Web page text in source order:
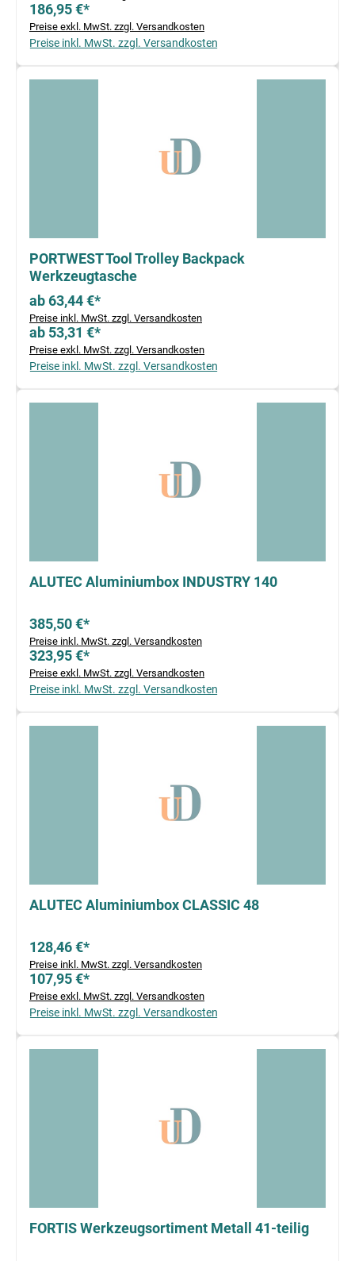
186,95 €*
Preise exkl. MwSt. zzgl. Versandkosten
Preise inkl. MwSt. zzgl. Versandkosten
PORTWEST Tool Trolley Backpack
Werkzeugtasche
ab 63,44 €*
Preise inkl. MwSt. zzgl. Versandkosten
ab 53,31 €*
Preise exkl. MwSt. zzgl. Versandkosten
Preise inkl. MwSt. zzgl. Versandkosten
ALUTEC Aluminiumbox INDUSTRY 140
385,50 €*
Preise inkl. MwSt. zzgl. Versandkosten
323,95 €*
Preise exkl. MwSt. zzgl. Versandkosten
Preise inkl. MwSt. zzgl. Versandkosten
ALUTEC Aluminiumbox CLASSIC 48
128,46 €*
Preise inkl. MwSt. zzgl. Versandkosten
107,95 €*
Preise exkl. MwSt. zzgl. Versandkosten
Preise inkl. MwSt. zzgl. Versandkosten
FORTIS Werkzeugsortiment Metall 41-teilig